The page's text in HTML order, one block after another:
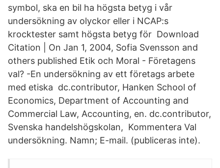
symbol, ska en bil ha högsta betyg i vår
undersökning av olyckor eller i NCAP:s
krocktester samt högsta betyg för Download
Citation | On Jan 1, 2004, Sofia Svensson and
others published Etik och Moral - Företagens
val? -En undersökning av ett företags arbete
med etiska dc.contributor, Hanken School of
Economics, Department of Accounting and
Commercial Law, Accounting, en. dc.contributor,
Svenska handelshögskolan, Kommentera Val
undersökning. Namn; E-mail. (publiceras inte).